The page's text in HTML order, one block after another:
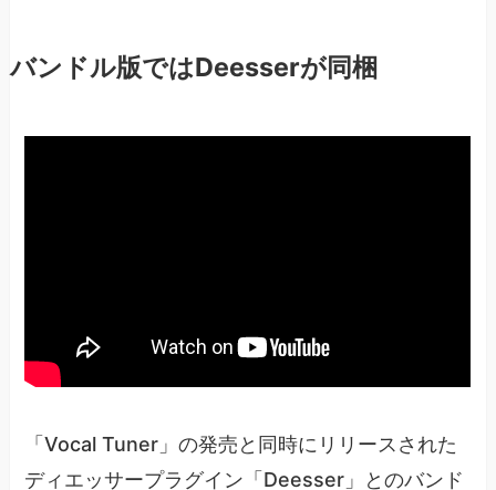
バンドル版ではDeesserが同梱
「Vocal Tuner」の発売と同時にリリースされた
ディエッサープラグイン「Deesser」とのバンド